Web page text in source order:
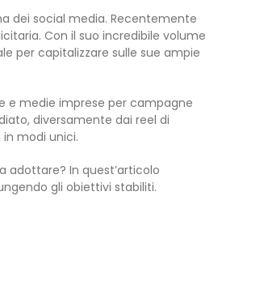
dei social media. Recentemente
Con il suo incredibile volume
per capitalizzare sulle sue ampie
e medie imprese per campagne
diversamente dai reel di
modi unici.
adottare? In quest’articolo
gli obiettivi stabiliti.